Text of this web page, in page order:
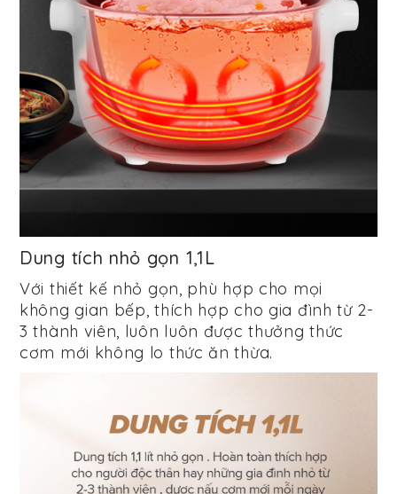
Dung tích nhỏ gọn 1,1L
Với thiết kế nhỏ gọn, phù hợp cho mọi
không gian bếp, thích hợp cho gia đình từ 2-
3 thành viên, luôn luôn được thưởng thức
cơm mới không lo thức ăn thừa.